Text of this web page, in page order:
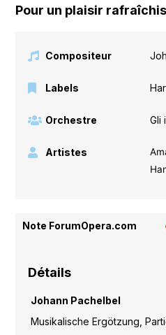
Pour un plaisir
Compositeur
Labels
Orchestre Gli
Artistes
Note ForumOpera.com
Détails
Johann Pachelbel
Musikalische Ergötzung,